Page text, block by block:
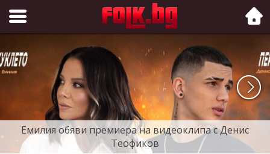
Folk.bg
Емилия обяви премиера на видеоклипа с Денис
Теофиков